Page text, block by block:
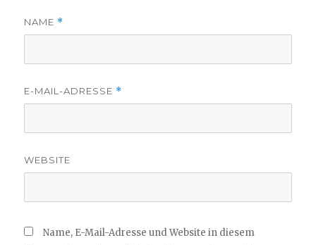
NAME *
E-MAIL-ADRESSE *
WEBSITE
Name, E-Mail-Adresse und Website in diesem